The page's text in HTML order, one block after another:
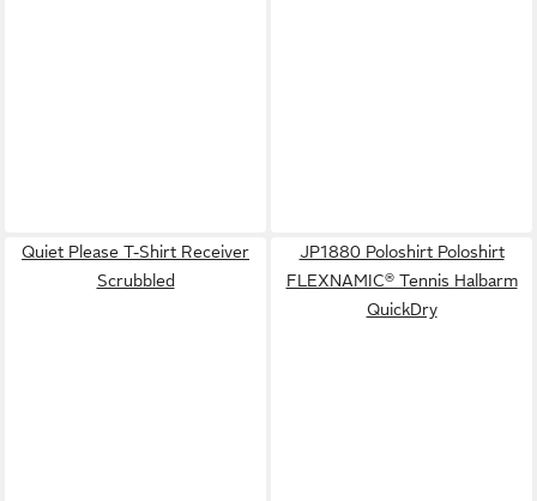
Quiet Please T-Shirt Receiver
Scrubbled
JP1880 Poloshirt Poloshirt
FLEXNAMIC® Tennis Halbarm
QuickDry